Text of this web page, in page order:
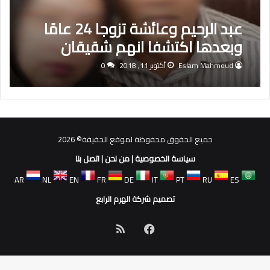
عبد الرحيم وعائشة تزوجا 24 عامًا
وبعدها اكتشفا انهم شقيقان
Eslam Mahmoud أكتوبر 11, 2018 0
جميع الحقوق محفوظة لموقع الحقيقة© 2026
سياسة الخصوصية|من نحن|اتصل بنا
AR
NL EN FR DE IT PT RU
ES
تصميم شركة الهرم الرابع
فيسبوك
الموقع